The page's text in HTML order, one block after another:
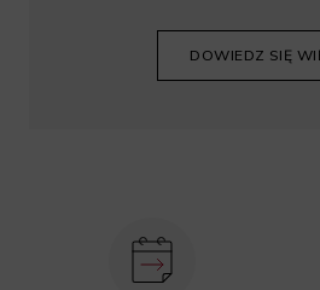
DOWIEDZ SIĘ